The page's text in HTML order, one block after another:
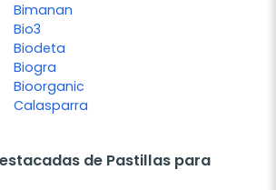
Bimanan
Bio3
Biodeta
Biogra
Bioorganic
Calasparra
de Pastillas para